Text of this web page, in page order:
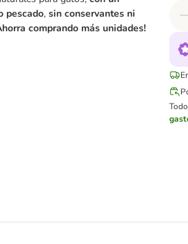
pescado, sin conservantes ni
comprando más unidades!